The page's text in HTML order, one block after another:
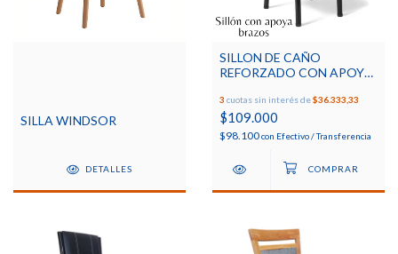
SILLA WINDSOR
DETALLES
SILLON DE CAÑO
REFORZADO CON APOYA
3 cuotas sin interés de$36.333,33
$109.000
$98.100con Efectivo / Transferencia